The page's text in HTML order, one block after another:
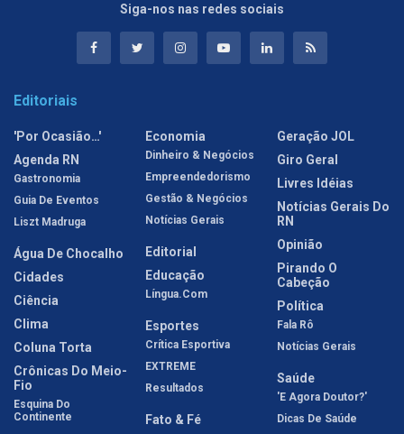
Siga-nos nas redes sociais
Editoriais
'Por Ocasião…'
Agenda RN
Gastronomia
Guia De Eventos
Liszt Madruga
Água De Chocalho
Cidades
Ciência
Clima
Coluna Torta
Crônicas Do Meio-
Fio
Esquina Do
Continente
Economia
Dinheiro & Negócios
Empreendedorismo
Gestão & Negócios
Notícias Gerais
Editorial
Educação
Língua.com
Esportes
Crítica Esportiva
EXTREME
Resultados
Fato & Fé
Geração JOL
Giro Geral
Livres Idéias
Notícias Gerais Do
RN
Opinião
Pirando O
Cabeção
Política
Fala Rô
Notícias Gerais
Saúde
'E Agora Doutor?'
Dicas De Saúde